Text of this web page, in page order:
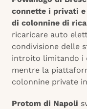
connette i privati
di colonnine di
ricaricare auto
condivisione delle
introito limitando i
mentre la
colonnine private
Protom di Napoli